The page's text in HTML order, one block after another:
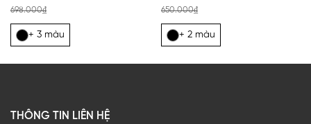
698.000₫
+ 3 màu
650.000₫
+ 2 màu
THÔNG TIN LIÊN HỆ